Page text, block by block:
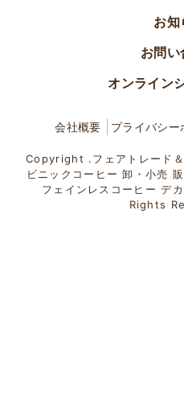
お知
お問い
オンライン
会社概要 プライバシー
Copyright .フェアトレード＆
ビニックコーヒー 卸・小売
フェインレスコーヒー デ
Rights